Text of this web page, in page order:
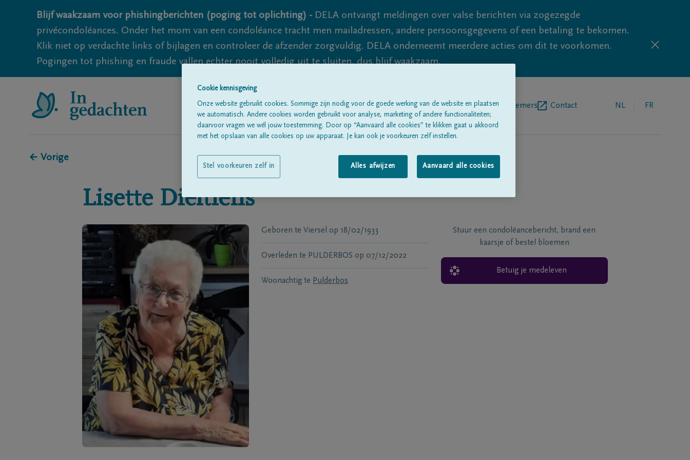
Blijf waakzaam voor phishingberichten (poging tot oplichting) - DELA ontvangt meldingen over valse berichten via zogezegde
privécondoléances. Onder het mom van een condoléance tracht men mailadressen, andere persoonsgegevens of een betaling te bekomen.
Klik niet op verdachte links of bijlagen en controleer de afzender zorgvuldig. DELA onderneemt meerdere acties om dit te voorkomen.
Pogingen tot phishing en fraude vallen echter nooit volledig uit te sluiten, dus blijf waakzaam.
Alle rouwberichtenOver onsBegrafenisondernemers Contact NL FR
← Vorige
Lisette Dieltiens
Geboren te Viersel op 18/02/1933
Overleden te PULDERBOS op 07/12/2022
Woonachtig te Pulderbos
Stuur een condoléancebericht, brand een
kaarsje of bestel bloemen
Betuig je medeleven
Cookie kennisgeving
Onze website gebruikt cookies. Sommige zijn nodig voor de goede werking van de website en plaatsen
we automatisch. Andere cookies worden gebruikt voor analyse, marketing of andere functionaliteiten;
daarvoor vragen we wél jouw toestemming. Door op “Aanvaard alle cookies” te klikken gaat u akkoord
met het opslaan van alle cookies op uw apparaat. Je kan ook je voorkeuren zelf instellen.
Alles afwijzen Aanvaard alle cookies
Stel voorkeuren zelf in